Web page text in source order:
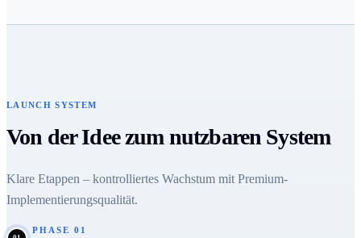
LAUNCH SYSTEM
Von der Idee zum nutzbaren System
Klare Etappen – kontrolliertes Wachstum mit Premium-
Implementierungsqualität.
PHASE 01